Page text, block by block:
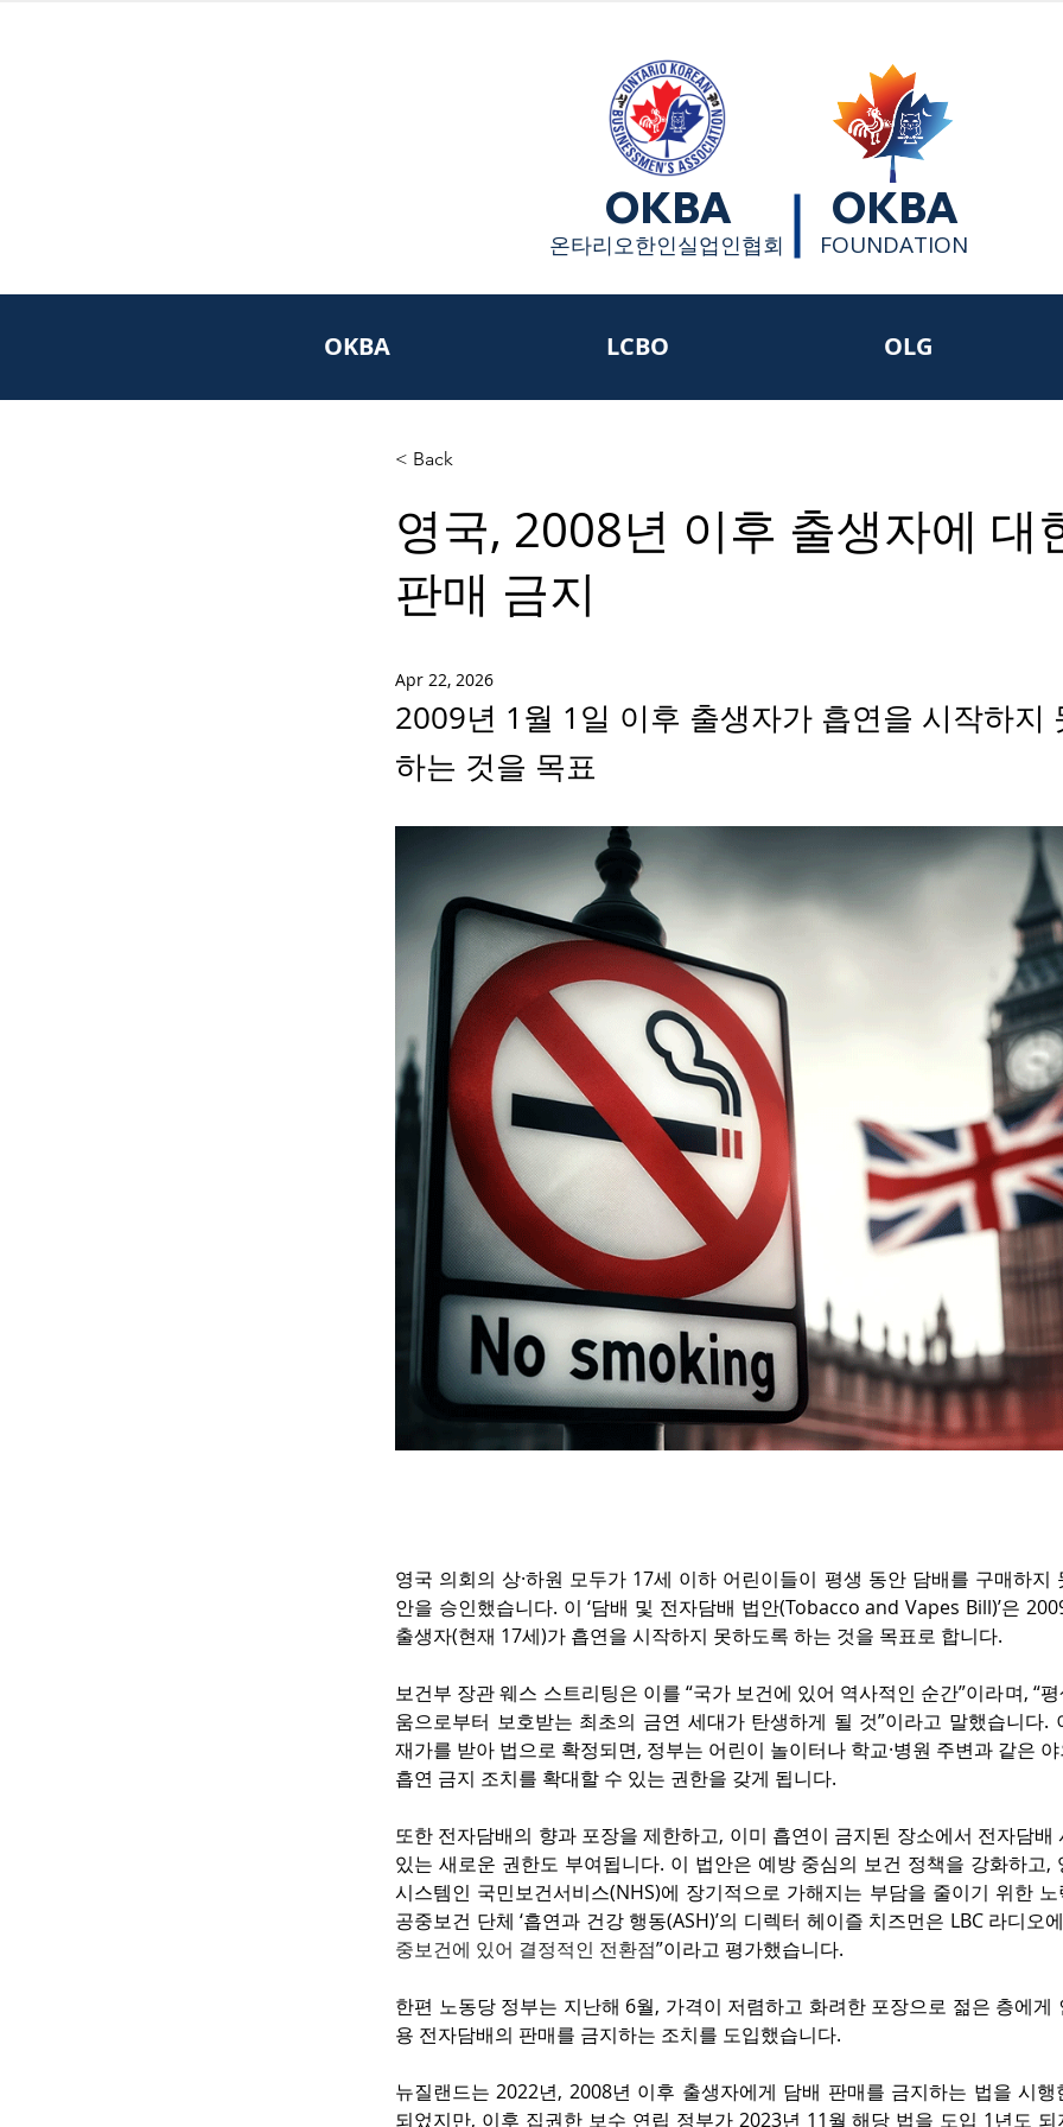
OKBA
​온타리오한인실업인협회
OKBA
FOUNDATION
OKBA LCBO OLG
< Back
영국, 2008년 이후 출생자에 대
판매 금지
Apr 22, 2026
2009년 1월 1일 이후 출생자가 흡연을 시작하지
하는 것을 목표
영국 의회의 상·하원 모두가 17세 이하 어린이들이 평생 동안 담배를 구매하지
안을 승인했습니다. 이 ‘담배 및 전자담배 법안(Tobacco and Vapes Bill)’은
출생자(현재 17세)가 흡연을 시작하지 못하도록 하는 것을 목표로 합니다.
보건부 장관 웨스 스트리팅은 이를 “국가 보건에 있어 역사적인 순간”이라며, “
움으로부터 보호받는 최초의 금연 세대가 탄생하게 될 것”이라고 말했습니다.
재가를 받아 법으로 확정되면, 정부는 어린이 놀이터나 학교·병원 주변과 같은
흡연 금지 조치를 확대할 수 있는 권한을 갖게 됩니다.
또한 전자담배의 향과 포장을 제한하고, 이미 흡연이 금지된 장소에서 전자담배
있는 새로운 권한도 부여됩니다. 이 법안은 예방 중심의 보건 정책을 강화하고,
시스템인 국민보건서비스(NHS)에 장기적으로 가해지는 부담을 줄이기 위한
공중보건 단체 ‘흡연과 건강 행동(ASH)’의 디렉터 헤이즐 치즈먼은 LBC 라디오
중보건에 있어 결정적인 전환점”이라고 평가했습니다.
한편 노동당 정부는 지난해 6월, 가격이 저렴하고 화려한 포장으로 젊은 층에게
용 전자담배의 판매를 금지하는 조치를 도입했습니다.
뉴질랜드는 2022년, 2008년 이후 출생자에게 담배 판매를 금지하는 법을 시
되었지만, 이후 집권한 보수 연립 정부가 2023년 11월 해당 법을 도입 1년도